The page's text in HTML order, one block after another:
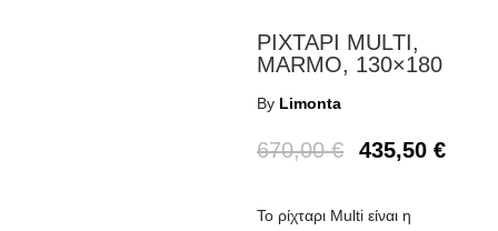
ΡΙΧΤΑΡΙ MULTI,
MARMO, 130×180
By Limonta
670,00€ 435,50€
Το ρίχταρι Multi είναι η